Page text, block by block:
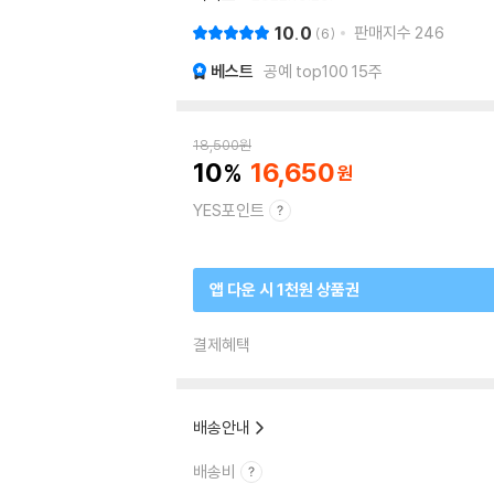
10.0 6 판매지수 246
베스트 공예 top100 15주
18,500원
10 16,650
YES포인트
앱 다운 시 1천원 상품권
결제혜택
배송안내
배송비